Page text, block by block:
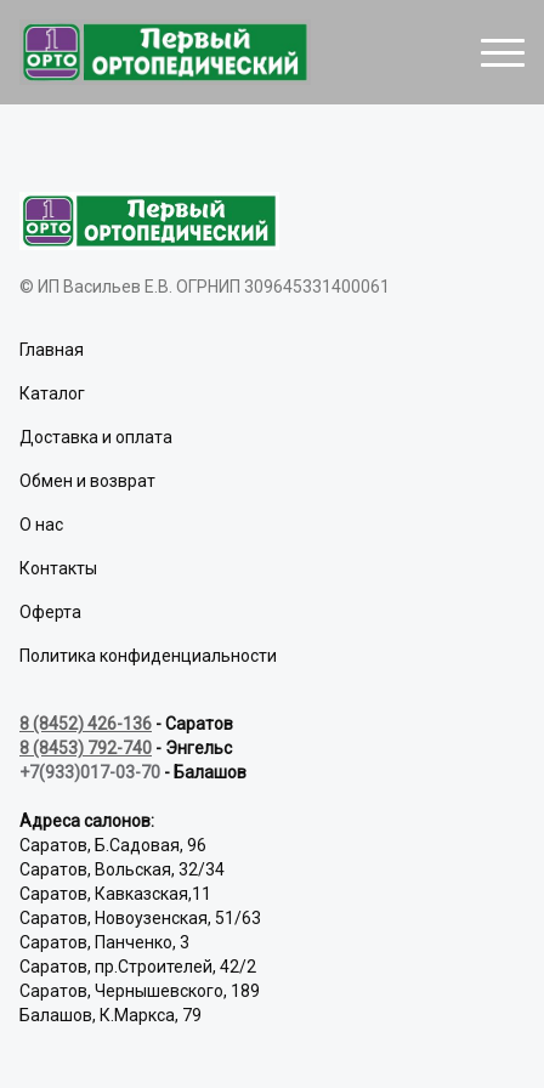
© ИП Васильев Е.В. ОГРНИП 309645331400061
Главная
Каталог
Доставка и оплата
Обмен и возврат
О нас
Контакты
Оферта
Политика конфиденциальности
8 (8452) 426-136 - Саратов
8 (8453) 792-740 - Энгельс
+7(933)017-03-70 - Балашов
Адреса салонов:
Саратов, Б.Садовая, 96
Саратов, Вольская, 32/34
Саратов, Кавказская,11
Саратов, Новоузенская, 51/63
Саратов, Панченко, 3
Саратов, пр.Строителей, 42/2
Саратов, Чернышевского, 189
Балашов, К.Маркса, 79